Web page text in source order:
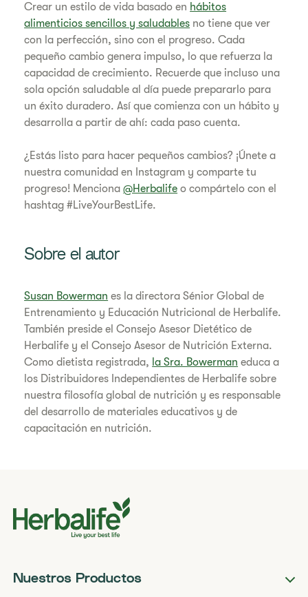
Crear un estilo de vida basado en hábitos
alimenticios sencillos y saludables no tiene que ver
con la perfección, sino con el progreso. Cada
pequeño cambio genera impulso, lo que refuerza la
capacidad de crecimiento. Recuerde que incluso una
sola opción saludable al día puede prepararlo para
un éxito duradero. Así que comienza con un hábito y
desarrolla a partir de ahí: cada paso cuenta.
¿Estás listo para hacer pequeños cambios? ¡Únete a
nuestra comunidad en Instagram y comparte tu
progreso! Menciona@Herbalife o compártelo con el
hashtag #LiveYourBestLife.
Sobre el autor
Susan Bowerman es la directora Sénior Global de
Entrenamiento y Educación Nutricional de Herbalife.
También preside el Consejo Asesor Dietético de
Herbalife y el Consejo Asesor de Nutrición Externa.
Como dietista registrada, la Sra. Bowerman educa a
los Distribuidores Independientes de Herbalife sobre
nuestra filosofía global de nutrición y es responsable
del desarrollo de materiales educativos y de
capacitación en nutrición.
Nuestros Productos